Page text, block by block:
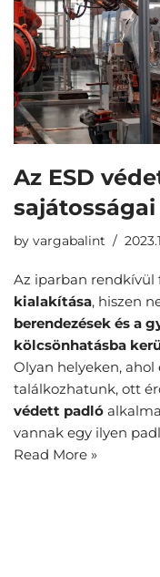
Az ESD
sajátosságai
by vargabalint
Az iparban rendkívül
kialakítása, hiszen
berendezések és a
kölcsönhatásba
Olyan helyeken,
találkozhatunk, ott
védett padló
vannak egy ilyen
Read More »